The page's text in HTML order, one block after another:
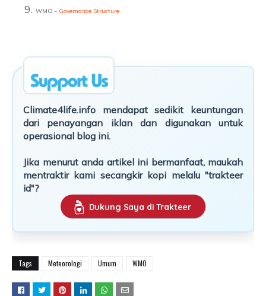
WMO - Governance Structure
Climate4life.info mendapat sedikit keuntungan
dari penayangan iklan dan digunakan untuk
operasional blog ini.
Jika menurut anda artikel ini bermanfaat, maukah
mentraktir kami secangkir kopi melalu "trakteer
id"?
Dukung Saya di Trakteer
Tags Meteorologi Umum WMO